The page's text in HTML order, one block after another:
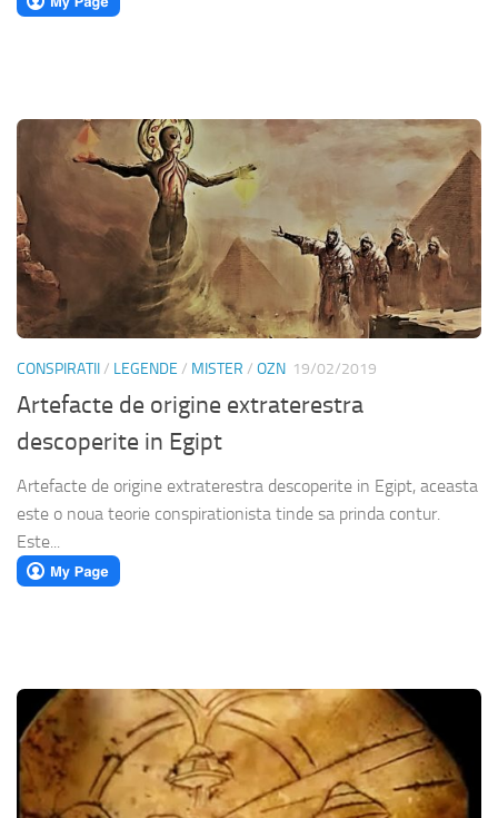
CONSPIRATII/ LEGENDE / MISTER / OZN 19/02/2019
Artefacte de origine extraterestra
descoperite in Egipt
Artefacte de origine extraterestra descoperite in Egipt, aceasta
este o noua teorie conspirationista tinde sa prinda contur.
Este...